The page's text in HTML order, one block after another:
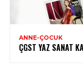
ANNE-ÇOCUK
ÇGST YAZ SANAT